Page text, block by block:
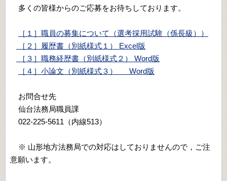
多くの皆様からのご応募をお待ちしております。
［１］職員の募集について（選考採用試験（係長級））
［２］履歴書（別紙様式１） Excel版
［３］職務経歴書（別紙様式２） Word版
［４］小論文（別紙様式３） Word版
お問合せ先
仙台法務局職員課
022-225-5611（内線513）
※ 山形地方法務局での対応はしておりませんので，ご注
意願います。